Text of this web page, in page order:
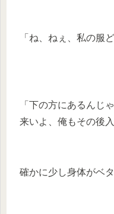
「ね、ねぇ、私の服ど
「下の方にあるんじ
来いよ、俺もその後
確かに少し身体がベタ